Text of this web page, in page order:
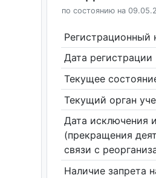
по состоянию на
Регистрационный
Дата регистрации
Текущее
Текущий орган
Дата исключения
(прекращения
связи с
Наличие запрета